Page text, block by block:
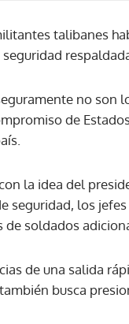
talibanes
seguridad
no son
de
la idea del
seguridad, los
de soldados
de una salida
busca